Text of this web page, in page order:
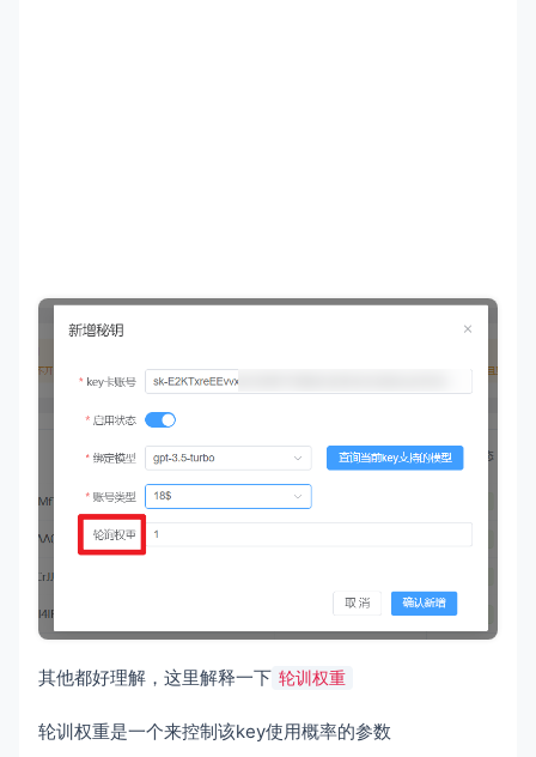
其他都好理解，这里解释一下 轮训权重
轮训权重是一个来控制该key使用概率的参数